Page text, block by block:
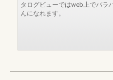
タログビューではweb上でパラ
んになれます。